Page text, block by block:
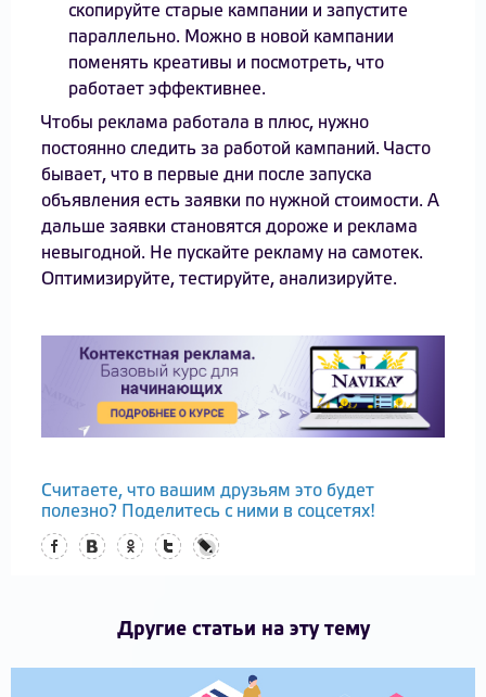
скопируйте старые кампании и запустите
параллельно. Можно в новой кампании
поменять креативы и посмотреть, что
работает эффективнее.
Чтобы реклама работала в плюс, нужно
постоянно следить за работой кампаний. Часто
бывает, что в первые дни после запуска
объявления есть заявки по нужной стоимости. А
дальше заявки становятся дороже и реклама
невыгодной. Не пускайте рекламу на самотек.
Оптимизируйте, тестируйте, анализируйте.
Считаете, что вашим друзьям это будет
полезно? Поделитесь с ними в соцсетях!
Другие статьи на эту тему